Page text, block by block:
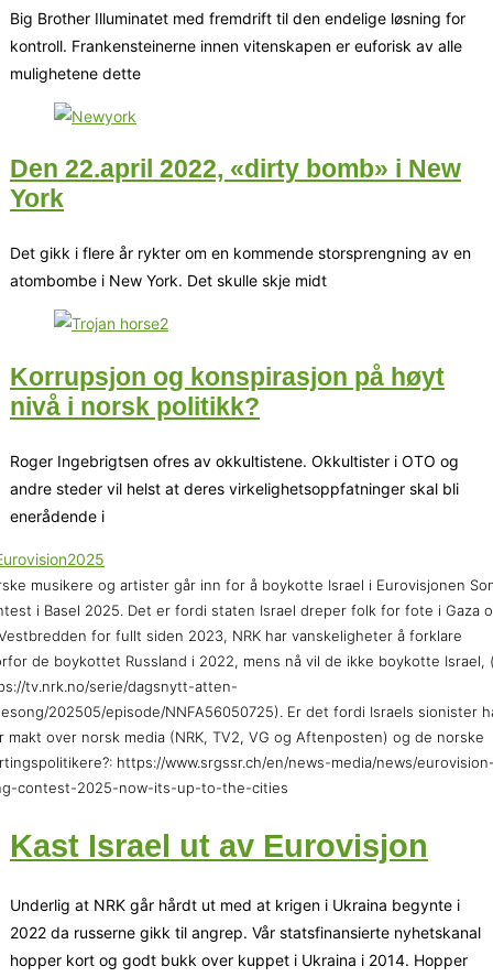
Big Brother Illuminatet med fremdrift til den endelige løsning for
kontroll. Frankensteinerne innen vitenskapen er euforisk av alle
mulighetene dette
Den 22.april 2022, «dirty bomb» i New
York
Det gikk i flere år rykter om en kommende storsprengning av en
atombombe i New York. Det skulle skje midt
Korrupsjon og konspirasjon på høyt
nivå i norsk politikk?
Roger Ingebrigtsen ofres av okkultistene. Okkultister i OTO og
andre steder vil helst at deres virkelighetsoppfatninger skal bli
enerådende i
musikere og artister går inn for å boykotte Israel i Eurovisjonen
i Basel 2025. Det er fordi staten Israel dreper folk for fote i Gaza
for fullt siden 2023, NRK har vanskeligheter å forklare
de boykottet Russland i 2022, mens nå vil de ikke boykotte Israel,
tv.nrk.no/serie/dagsnytt-atten-
202505/episode/NNFA56050725). Er det fordi Israels sionister
makt over norsk media (NRK, TV2, VG og Aftenposten) og de norske
https://www.srgssr.ch/en/news-media/news/
contest-2025-now-its-up-to-the-cities
Kast Israel ut av Eurovisjon
Underlig at NRK går hårdt ut med at krigen i Ukraina begynte i
2022 da russerne gikk til angrep. Vår statsfinansierte nyhetskanal
hopper kort og godt bukk over kuppet i Ukraina i 2014. Hopper